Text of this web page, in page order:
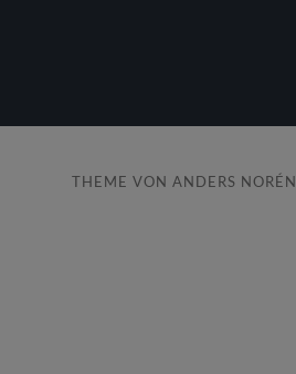
THEME VONANDERS NORÉN